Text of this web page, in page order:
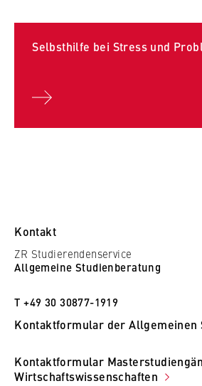
Selbsthilfe bei Stress und
Kontakt
ZR Studierendenservice
Allgemeine Studienberatung
T +49 30 30877-1919
Kontaktformular der Allgemeinen
Kontaktformular
Wirtschaftswissenschaften